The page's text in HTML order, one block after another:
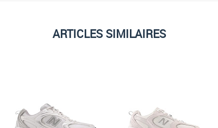
ARTICLES SIMILAIRES